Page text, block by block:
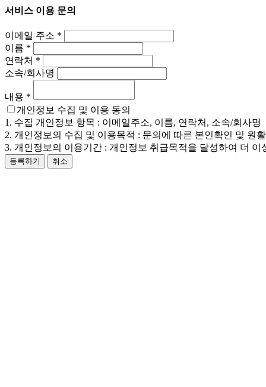
서비스 이용 문의
이메일 주소 *
이름 *
연락처 *
소속/회사명
내용 *
개인정보 수집 및 이용 동의
1. 수집 개인정보 항목 : 이메일주소, 이름, 연락처, 소속/회사명
2. 개인정보의 수집 및 이용목적 : 문의에 따른 본인확인 및 원
3. 개인정보의 이용기간 : 개인정보 취급목적을 달성하여 더
등록하기 취소